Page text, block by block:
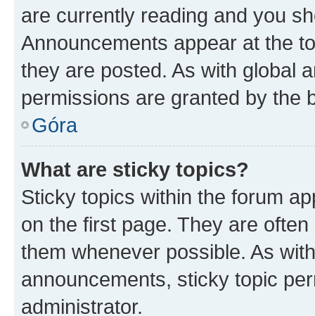
are currently reading and you
Announcements appear at the
they are posted. As with global
permissions are granted by the
Góra
What are sticky topics?
Sticky topics within the forum
on the first page. They are
them whenever possible. As
announcements, sticky topic
administrator.